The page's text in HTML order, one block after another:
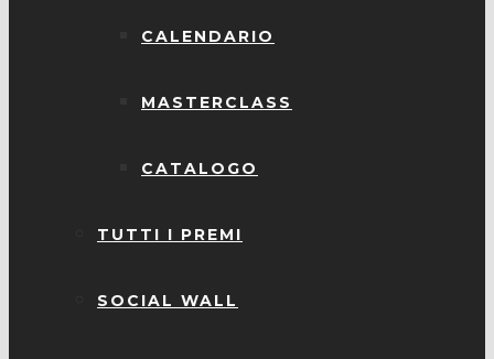
CALENDARIO
MASTERCLASS
CATALOGO
TUTTI I PREMI
SOCIAL WALL